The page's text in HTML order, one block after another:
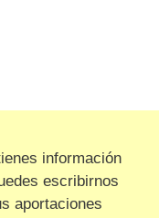
información
escribirnos
aportaciones